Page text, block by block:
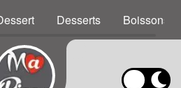
Desserts Boissons